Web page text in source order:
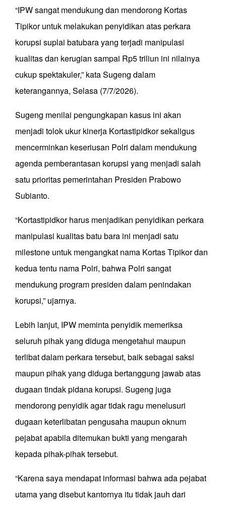
“IPW sangat mendukung dan mendorong Kortas
Tipikor untuk melakukan penyidikan atas perkara
korupsi suplai batubara yang terjadi manipulasi
kualitas dan kerugian sampai Rp5 triliun ini nilainya
cukup spektakuler,” kata Sugeng dalam
keterangannya, Selasa (7/7/2026).
Sugeng menilai pengungkapan kasus ini akan
menjadi tolok ukur kinerja Kortastipidkor sekaligus
mencerminkan keseriusan Polri dalam mendukung
agenda pemberantasan korupsi yang menjadi salah
satu prioritas pemerintahan Presiden Prabowo
Subianto.
“Kortastipidkor harus menjadikan penyidikan perkara
manipulasi kualitas batu bara ini menjadi satu
milestone untuk mengangkat nama Kortas Tipikor dan
kedua tentu nama Polri, bahwa Polri sangat
mendukung program presiden dalam penindakan
korupsi,” ujarnya.
Lebih lanjut, IPW meminta penyidik memeriksa
seluruh pihak yang diduga mengetahui maupun
terlibat dalam perkara tersebut, baik sebagai saksi
maupun pihak yang diduga bertanggung jawab atas
dugaan tindak pidana korupsi. Sugeng juga
mendorong penyidik agar tidak ragu menelusuri
dugaan keterlibatan pengusaha maupun oknum
pejabat apabila ditemukan bukti yang mengarah
kepada pihak-pihak tersebut.
“Karena saya mendapat informasi bahwa ada pejabat
utama yang disebut kantornya itu tidak jauh dari